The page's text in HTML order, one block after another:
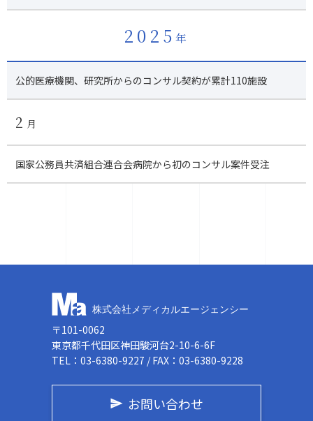
2025 年
公的医療機関、研究所からのコンサル契約が累計110施設
2 月
国家公務員共済組合連合会病院から初のコンサル案件受注
〒101-0062
東京都千代田区神田駿河台2-10-6-6F
TEL：03-6380-9227 / FAX：03-6380-9228
お問い合わせ